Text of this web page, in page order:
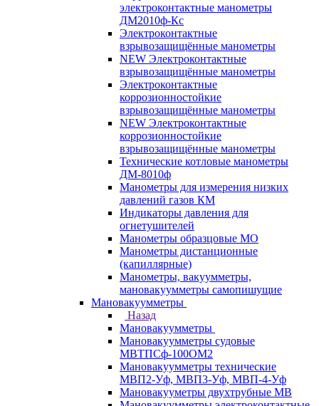
электроконтактные манометры
ДМ2010ф-Кс
Электроконтактные
взрывозащищённые манометры
NEW Электроконтактные
взрывозащищённые манометры
Электроконтактные
коррозионностойкие
взрывозащищённые манометры
NEW Электроконтактные
коррозионностойкие
взрывозащищённые манометры
Технические котловые манометры
ДМ-8010ф
Манометры для измерения низких
давлений газов КМ
Индикаторы давления для
огнетушителей
Манометры образцовые МО
Манометры дистанционные
(капиллярные)
Манометры, вакуумметры,
мановакуумметры самопишущие
Мановакуумметры
Назад
Мановакуумметры
Мановакуумметры судовые
МВТПСф-100ОМ2
Мановакуумметры технические
МВП2-Уф, МВП3-Уф, МВП-4-Уф
Мановакууметры двухтрубные МВ